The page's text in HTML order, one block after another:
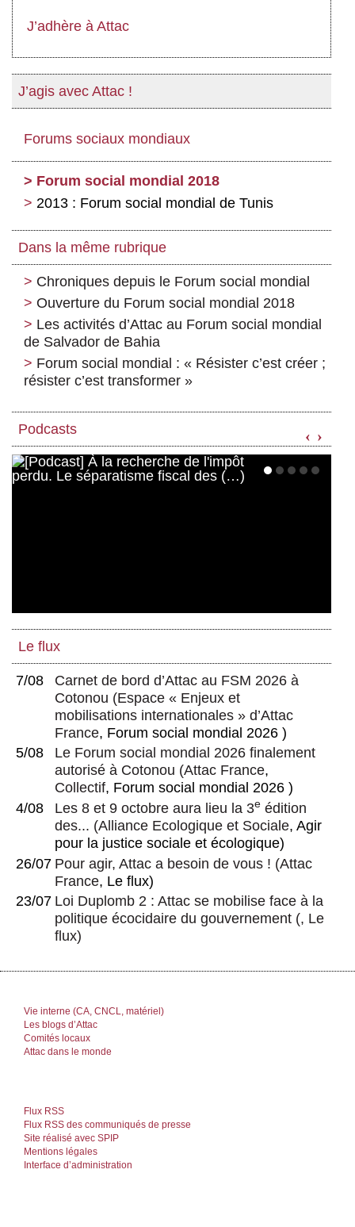
J’adhère à Attac
J’agis avec Attac !
Forums sociaux mondiaux
Forum social mondial 2018
2013 : Forum social mondial de Tunis
Dans la même rubrique
Chroniques depuis le Forum social mondial
Ouverture du Forum social mondial 2018
Les activités d’Attac au Forum social mondial
de Salvador de Bahia
Forum social mondial : « Résister c’est créer ;
résister c’est transformer »
Podcasts ‹ ›
Le flux
7/08
Carnet de bord d’Attac au FSM 2026 à
Cotonou (Espace « Enjeux et
mobilisations internationales » d’Attac
France, Forum social mondial 2026 )
5/08
Le Forum social mondial 2026 finalement
autorisé à Cotonou (Attac France,
Collectif, Forum social mondial 2026 )
4/08
Les 8 et 9 octobre aura lieu la 3e édition
des... (Alliance Ecologique et Sociale, Agir
pour la justice sociale et écologique)
26/07 Pour agir, Attac a besoin de vous ! (Attac
France, Le flux)
23/07 Loi Duplomb 2 : Attac se mobilise face à la
politique écocidaire du gouvernement (, Le
flux)
Vie interne (CA, CNCL, matériel)
Les blogs d’Attac
Comités locaux
Attac dans le monde
Flux RSS
Flux RSS des communiqués de presse
Site réalisé avec SPIP
Mentions légales
Interface d’administration